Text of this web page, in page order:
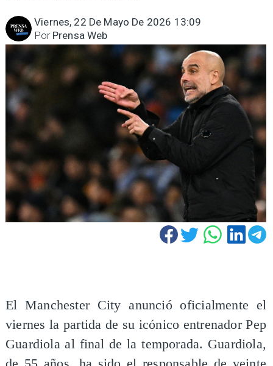
Viernes, 22 De Mayo De 2026 13:09
Prensa Web
Por
El Manchester City anunció oficialmente el
viernes la partida de su icónico entrenador Pep
Guardiola al final de la temporada. Guardiola,